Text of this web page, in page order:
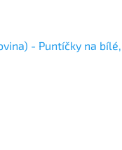
- Puntíčky na